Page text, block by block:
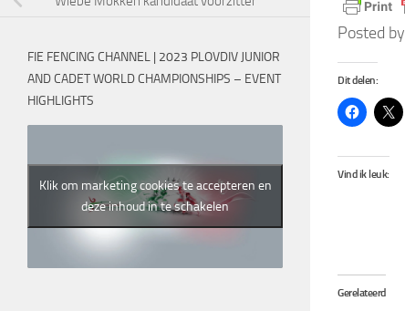
Posted by
Dit delen:
Vind ik leuk:
Gerelateerd
FIE FENCING CHANNEL | 2023 PLOVDIV JUNIOR
AND CADET WORLD CHAMPIONSHIPS – EVENT
HIGHLIGHTS
Klik om marketing cookies te accepteren en
deze inhoud in te schakelen